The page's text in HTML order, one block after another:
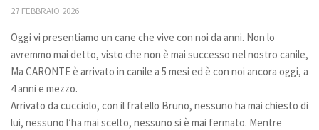
I volontari
News
Eventi
I nostri ospiti
27 FEBBRAIO 2026
Oggi vi presentiamo un cane che vive con noi da anni. Non lo
avremmo mai detto, visto che non è mai successo nel nostro canile,
Ma CARONTE è arrivato in canile a 5 mesi ed è con noi ancora oggi, a
4 anni e mezzo.
Arrivato da cucciolo, con il fratello Bruno, nessuno ha mai chiesto di
lui, nessuno l’ha mai scelto, nessuno si è mai fermato. Mentre